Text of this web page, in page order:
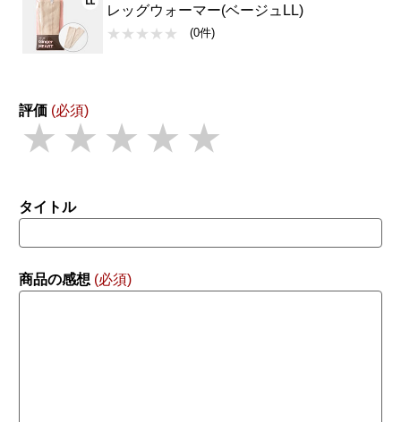
レッグウォーマー(ベージュLL)
(0件)
評価 (必須)
★
★
★
★
★
タイトル
商品の感想 (必須)